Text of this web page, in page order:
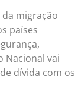
migração
países
Nacional vai
dívida com os